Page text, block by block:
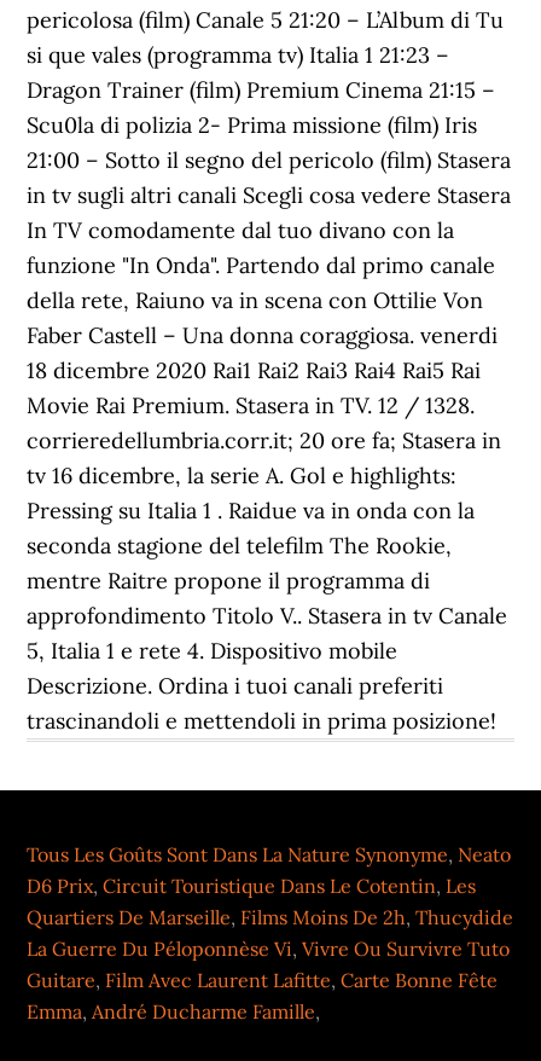
pericolosa (film) Canale 5 21:20 – L’Album di Tu
si que vales (programma tv) Italia 1 21:23 –
Dragon Trainer (film) Premium Cinema 21:15 –
Scu0la di polizia 2- Prima missione (film) Iris
21:00 – Sotto il segno del pericolo (film) Stasera
in tv sugli altri canali Scegli cosa vedere Stasera
In TV comodamente dal tuo divano con la
funzione "In Onda". Partendo dal primo canale
della rete, Raiuno va in scena con Ottilie Von
Faber Castell – Una donna coraggiosa. venerdi
18 dicembre 2020 Rai1 Rai2 Rai3 Rai4 Rai5 Rai
Movie Rai Premium. Stasera in TV. 12 / 1328.
corrieredellumbria.corr.it; 20 ore fa; Stasera in
tv 16 dicembre, la serie A. Gol e highlights:
Pressing su Italia 1 . Raidue va in onda con la
seconda stagione del telefilm The Rookie,
mentre Raitre propone il programma di
approfondimento Titolo V.. Stasera in tv Canale
5, Italia 1 e rete 4. Dispositivo mobile
Descrizione. Ordina i tuoi canali preferiti
trascinandoli e mettendoli in prima posizione!
Tous Les Goûts Sont Dans La Nature Synonyme, Neato
D6 Prix,Circuit Touristique Dans Le Cotentin, Les
Quartiers De Marseille, Films Moins De 2h,Thucydide
La Guerre Du Péloponnèse Vi,Vivre Ou Survivre Tuto
Guitare, Film Avec Laurent Lafitte,Carte Bonne Fête
Emma,André Ducharme Famille,